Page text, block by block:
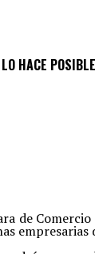
HACE POSIBLE
de